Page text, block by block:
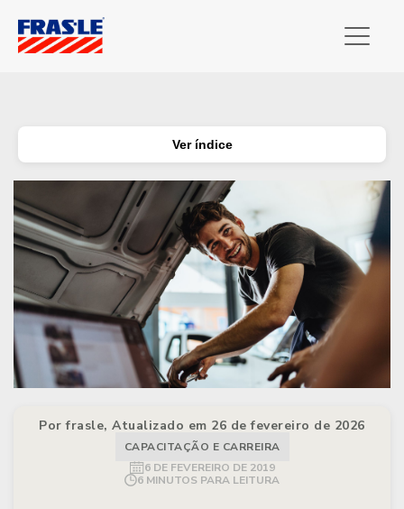
Ver índice
Por frasle, Atualizado em 26 de fevereiro de 2026
CAPACITAÇÃO E CARREIRA
6 DE FEVEREIRO DE 2019
6 MINUTOS PARA LEITURA